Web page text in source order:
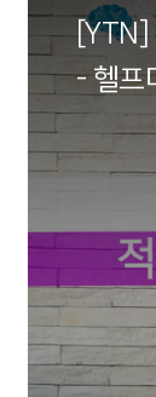
- 헬프